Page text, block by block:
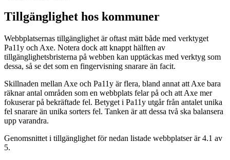
Tillgänglighet hos kommuner
Webbplatsernas tillgänglighet är oftast mätt både med verktyget
Pa11y och Axe. Notera dock att knappt hälften av
tillgänglighetsbristerna på webben kan upptäckas med verktyg som
dessa, så se det som en fingervisning snarare än facit.
Skillnaden mellan Axe och Pa11y är flera, bland annat att Axe bara
räknar antal områden som en webbplats felar på och att Axe mer
fokuserar på bekräftade fel. Betyget i Pa11y utgår från antalet unika
fel snarare än unika sorters fel. Tanken är att dessa två ska balansera
upp varandra.
Genomsnittet i tillgänglighet för nedan listade webbplatser är 4.1 av
5.